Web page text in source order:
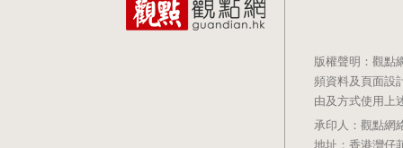
版權聲明：觀點
頻資料及頁面設
由及方式使用上
承印人：觀點網
地址：香港灣仔